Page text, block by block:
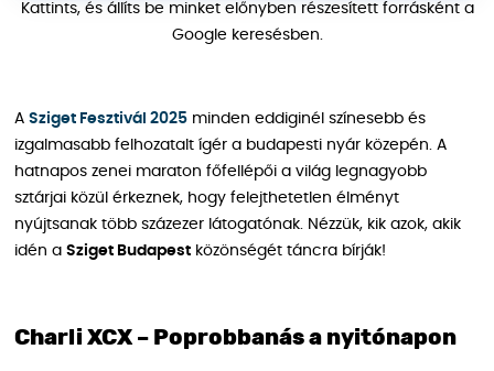
Kattints, és állíts be minket előnyben részesített forrásként a
Google keresésben.
A Sziget Fesztivál 2025 minden eddiginél színesebb és
izgalmasabb felhozatalt ígér a budapesti nyár közepén. A
hatnapos zenei maraton főfellépői a világ legnagyobb
sztárjai közül érkeznek, hogy felejthetetlen élményt
nyújtsanak több százezer látogatónak. Nézzük, kik azok, akik
idén a Sziget Budapest közönségét táncra bírják!
Charli XCX – Poprobbanás a nyitónapon